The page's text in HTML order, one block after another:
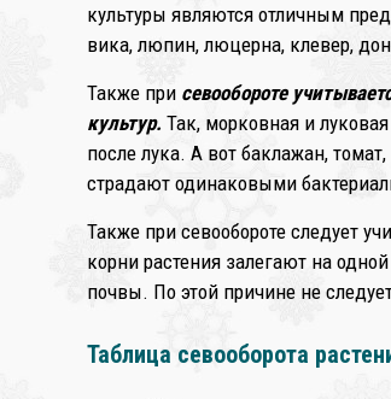
культуры являются отличным
вика, люпин, люцерна, клевер,
Также при севообороте
культур. Так, морковная и
после лука. А вот баклажан,
страдают одинаковыми
Также при севообороте следует
корни растения залегают на
почвы. По этой причине не
Таблица севооборота
❄